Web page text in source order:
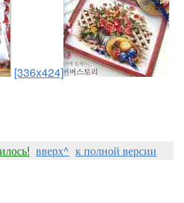
[336x424]
вверх^ к полной версии